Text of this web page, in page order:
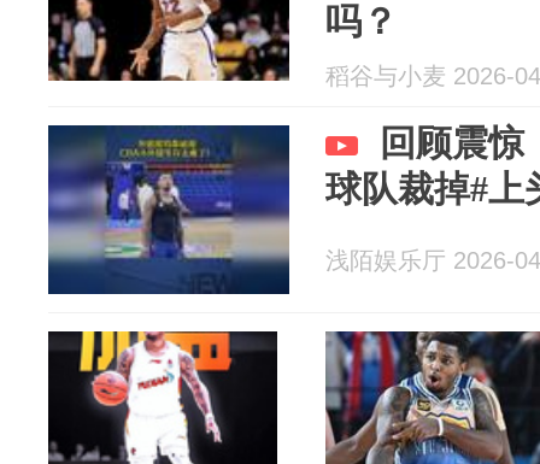
吗？
稻谷与小麦 2026-
回顾震惊
球队裁掉#上
浅陌娱乐厅 2026-